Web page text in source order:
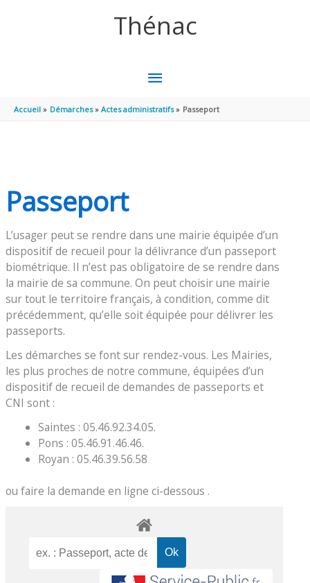
Thénac
MENU
PRINCIPAL
Accueil Démarches Actes administratifs Passeport
Passeport
L’usager peut se rendre dans une mairie équipée d’un
dispositif de recueil pour la délivrance d’un passeport
biométrique. Il n’est pas obligatoire de se rendre dans
la mairie de sa commune. On peut choisir une mairie
sur tout le territoire français, à condition, comme dit
précédemment, qu’elle soit équipée pour délivrer les
passeports.
Les démarches se font sur rendez-vous. Les Mairies,
les plus proches de notre commune, équipées d’un
dispositif de recueil de demandes de passeports et
CNI sont :
Saintes : 05.46.92.34.05.
Pons : 05.46.91.46.46.
Royan : 05.46.39.56.58
ou faire la demande en ligne ci-dessous .